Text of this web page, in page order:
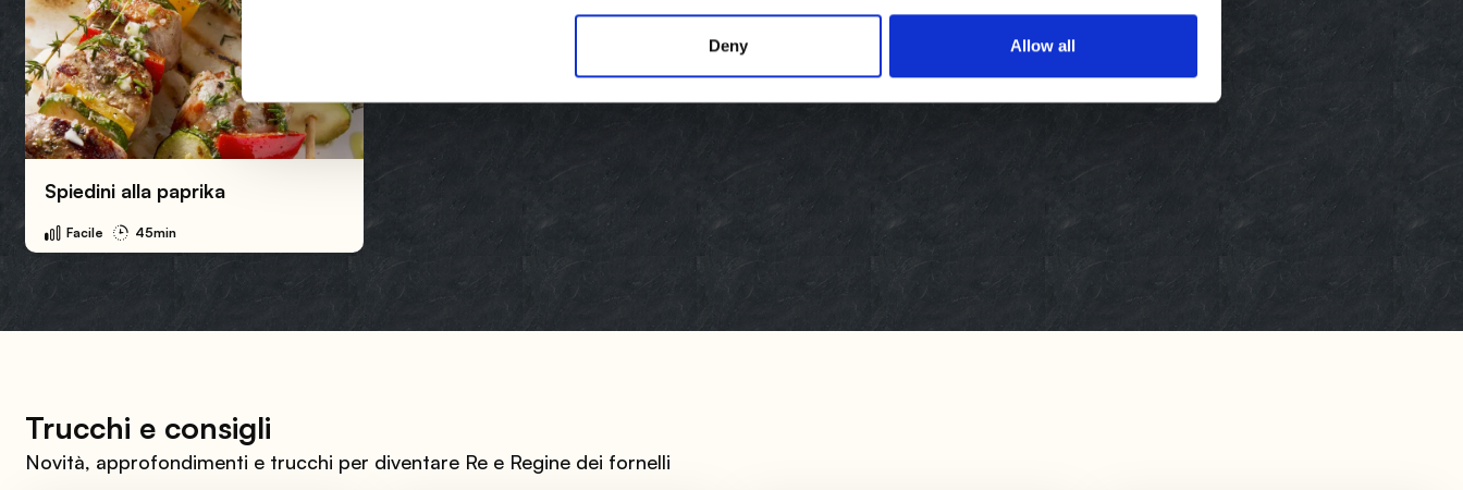
Deny Allow all
Spiedini alla paprika
Facile 45min
Trucchi e consigli
Novità, approfondimenti e trucchi per diventare Re e Regine dei fornelli